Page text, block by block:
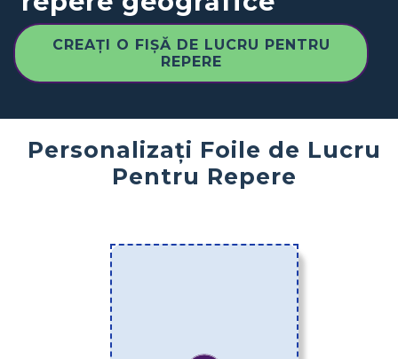
CREAȚI O FIȘĂ DE LUCRU PENTRU
REPERE
Personalizați Foile de Lucru
Pentru Repere